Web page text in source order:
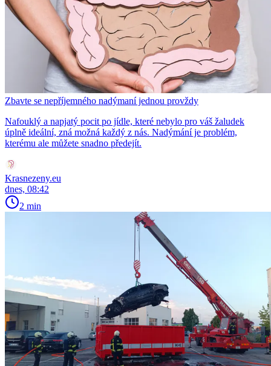
Zbavte se nepříjemného nadýmaní jednou provždy
Nafouklý a napjatý pocit po jídle, které nebylo pro váš žaludek
úplně ideální, zná možná každý z nás. Nadýmání je problém,
kterému ale můžete snadno předejít.
Krasnezeny.eu
dnes, 08:42
2 min